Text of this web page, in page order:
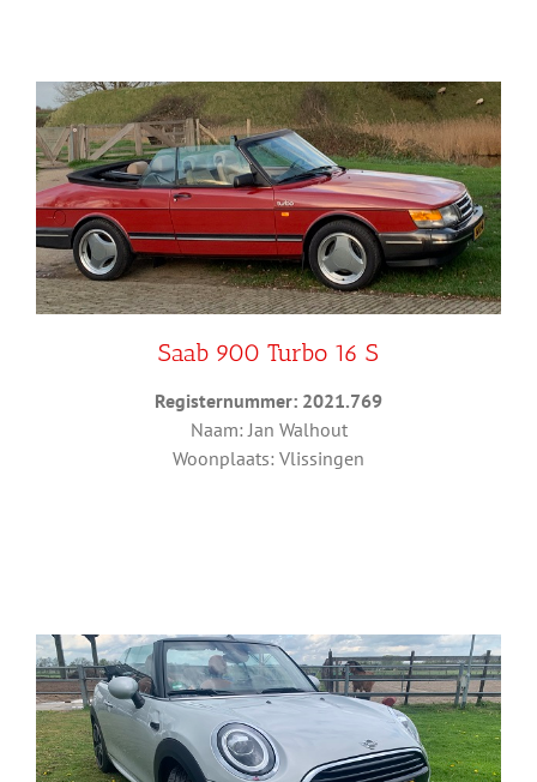
Saab 900 Turbo 16 S
Registernummer: 2021.769
Naam: Jan Walhout
Woonplaats: Vlissingen